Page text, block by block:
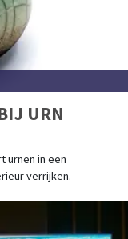
URN
urnen in een
verrijken.